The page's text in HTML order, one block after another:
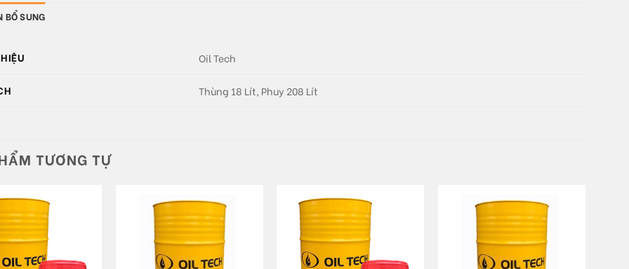
BỔ SUNG
Oil Tech
Thùng 18 Lít, Phuy 208 Lít
TƯƠNG TỰ